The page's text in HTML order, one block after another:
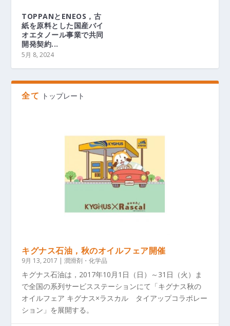
TOPPANとENEOS，古
紙を原料とした国産バイ
オエタノール事業で共同
開発契約...
5月 8, 2024
全て トップレート
キグナス石油，秋のオイルフェア開催
9月 13, 2017 |潤滑剤・化学品
キグナス石油は，2017年10月1日（日）～31日（火）ま
で全国の系列サービスステーションにて「キグナス秋の
オイルフェア キグナス×ラスカル タイアップコラボレー
ション」を展開する。